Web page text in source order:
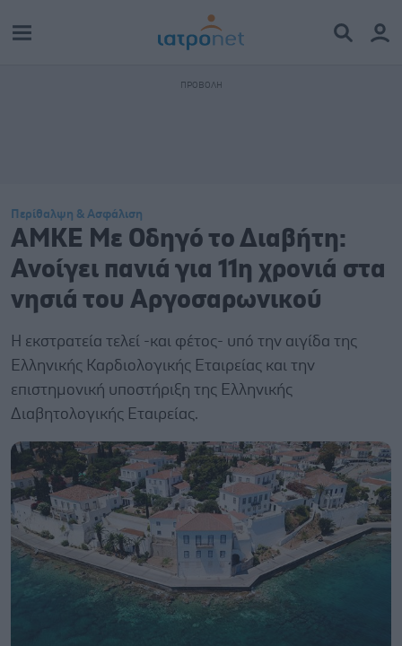
Περίθαλψη & Ασφάλιση
ΑΜΚΕ Με Οδηγό το Διαβήτη:
Ανοίγει πανιά για 11η χρονιά στα
νησιά του Αργοσαρωνικού
Η εκστρατεία τελεί -και φέτος- υπό την αιγίδα της
Ελληνικής Καρδιολογικής Εταιρείας και την
επιστημονική υποστήριξη της Ελληνικής
Διαβητολογικής Εταιρείας.